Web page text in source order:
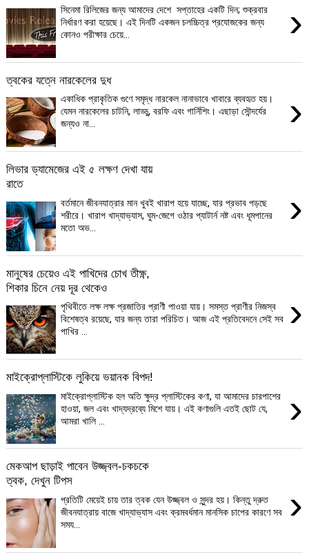
›
সিনেমা রিলিজের জন্য আমাদের দেশে সপ্তাহের একটি দিন; শুক্রবার
নির্ধারণ করা হয়েছে। এই দিনটি একজন চলচ্চিত্র প্রযোজকের জন্য
কোনও পরীক্ষার চেয়ে...
ত্বকের যত্নে নারকেলের দুধ
›
একাধিক প্রাকৃতিক গুণে সমৃদ্ধ নারকেল নানাভাবে খাবারে ব্যবহৃত হয়।
যেমন নারকেলের চাটনি, লাড্ডু, বরফি এবং গার্নিশিং। এছাড়া সৌন্দর্যের
জন্যও না...
লিভার ড্যামেজের এই ৫ লক্ষণ দেখা যায়
রাতে
›
বর্তমানে জীবনযাত্রার মান খুবই খারাপ হয়ে যাচ্ছে, যার প্রভাব পড়ছে
শরীরে। খারাপ খাদ্যাভ্যাস, ঘুম-জেগে ওঠার প্যাটার্ন নষ্ট এবং ধূমপানের
মতো অভ...
মানুষের চেয়েও এই পাখিদের চোখ তীক্ষ্ণ,
শিকার চিনে নেয় দূর থেকেও
›
পৃথিবীতে লক্ষ লক্ষ প্রজাতির প্রাণী পাওয়া যায়। সমস্ত প্রাণীর নিজস্ব
বিশেষত্ব রয়েছে, যার জন্য তারা পরিচিত। আজ এই প্রতিবেদনে সেই সব
পাখির ...
মাইক্রোপ্লাস্টিকে লুকিয়ে ভয়ানক বিপদ!
›
মাইক্রোপ্লাস্টিক হল অতি ক্ষুদ্র প্লাস্টিকের কণা, যা আমাদের চারপাশের
হাওয়া, জল এবং খাদ্যদ্রব্যে মিশে যায়। এই কণাগুলি এতই ছোট যে,
আমরা খালি ...
মেকআপ ছাড়াই পাবেন উজ্জ্বল-চকচকে
ত্বক, দেখুন টিপস
›
প্রতিটি মেয়েই চায় তার ত্বক যেন উজ্জ্বল ও সুন্দর হয়। কিন্তু দ্রুত
জীবনযাত্রায় বাজে খাদ্যাভ্যাস এবং ক্রমবর্ধমান মানসিক চাপের কারণে সব
সময...